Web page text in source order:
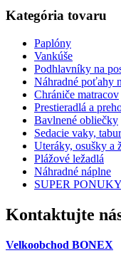
Kategória tovaru
Paplóny
Vankúše
Podhlavníky na
Náhradné poťahy
Chrániče matracov
Prestieradlá a
Bavlnené obliečky
Sedacie vaky,
Uteráky, osušky a
Plážové ležadlá
Náhradné náplne
SUPER PONUKY
Kontaktujte
Velkoobchod BONEX